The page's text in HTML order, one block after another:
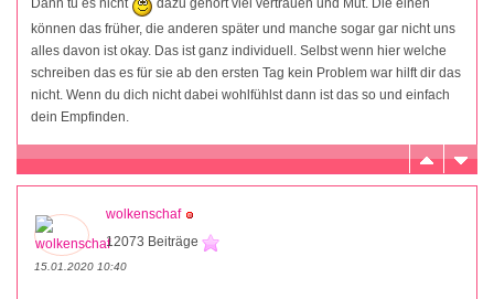
Dann tu es nicht
dazu gehört viel vertrauen und Mut. Die einen
können das früher, die anderen später und manche sogar gar nicht uns
alles davon ist okay. Das ist ganz individuell. Selbst wenn hier welche
schreiben das es für sie ab den ersten Tag kein Problem war hilft dir das
nicht. Wenn du dich nicht dabei wohlfühlst dann ist das so und einfach
dein Empfinden.
wolkenschaf
12073 Beiträge
15.01.2020 10:40